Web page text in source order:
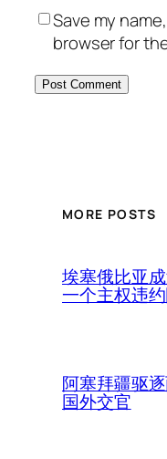
Save my
browser for
MORE POSTS
埃塞俄比亚
一个主权违
阿塞拜疆驱
国外交官